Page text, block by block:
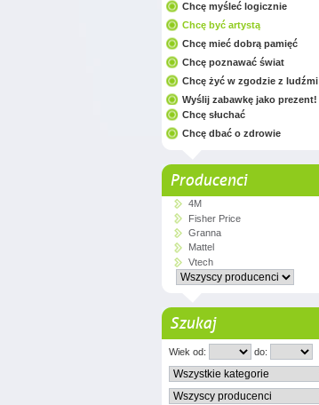
Chcę myśleć logicznie
Chcę być artystą
Chcę mieć dobrą pamięć
Chcę poznawać świat
Chcę żyć w zgodzie z ludźmi
Wyślij zabawkę jako prezent!
Chcę słuchać
Chcę dbać o zdrowie
Producenci
4M
Fisher Price
Granna
Mattel
Vtech
Szukaj
Wiek od: do: